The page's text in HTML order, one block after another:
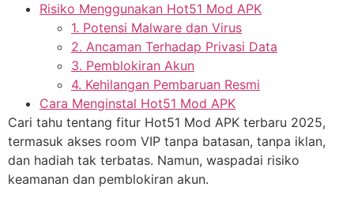
Risiko Menggunakan Hot51 Mod APK
1. Potensi Malware dan Virus
2. Ancaman Terhadap Privasi Data
3. Pemblokiran Akun
4. Kehilangan Pembaruan Resmi
Cara Menginstal Hot51 Mod APK
Cari tahu tentang fitur Hot51 Mod APK terbaru 2025,
termasuk akses room VIP tanpa batasan, tanpa iklan,
dan hadiah tak terbatas. Namun, waspadai risiko
keamanan dan pemblokiran akun.